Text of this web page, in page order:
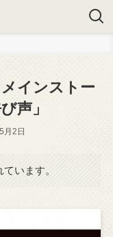
インストー
声」
月2日
います。